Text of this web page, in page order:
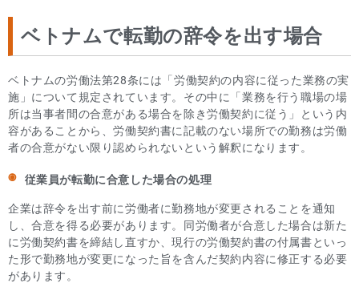
ベトナムで転勤の辞令を出す場合
ベトナムの労働法第28条には「労働契約の内容に従った業務の実
施」について規定されています。その中に「業務を行う職場の場
所は当事者間の合意がある場合を除き労働契約に従う」という内
容があることから、労働契約書に記載のない場所での勤務は労働
者の合意がない限り認められないという解釈になります。
従業員が転勤に合意した場合の処理
企業は辞令を出す前に労働者に勤務地が変更されることを通知
し、合意を得る必要があります。同労働者が合意した場合は新た
に労働契約書を締結し直すか、現行の労働契約書の付属書といっ
た形で勤務地が変更になった旨を含んだ契約内容に修正する必要
があります。